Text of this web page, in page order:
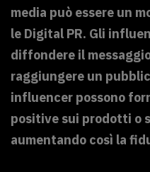
media può essere un
le Digital PR. Gli
diffondere il
raggiungere un
influencer possono
positive sui prodotti o
aumentando così la